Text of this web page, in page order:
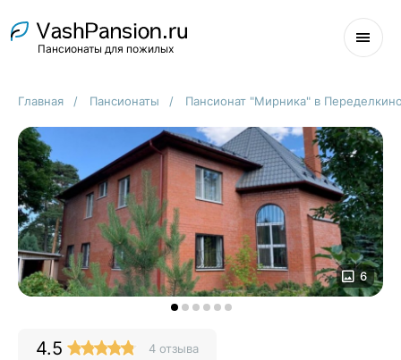
Пансионаты для пожилых
Главная Пансионаты Пансионат "Мирника" в
6
4.5 4 отзыва